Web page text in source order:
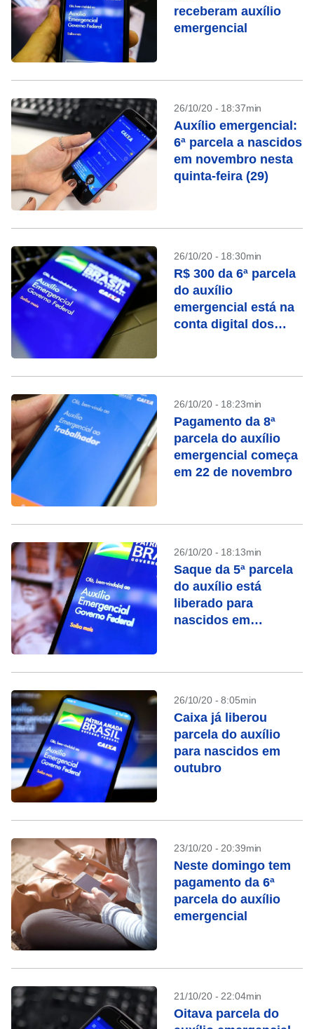
receberam auxílio
emergencial
26/10/20 - 18:37min
Auxílio emergencial:
6ª parcela a nascidos
em novembro nesta
quinta-feira (29)
26/10/20 - 18:30min
R$ 300 da 6ª parcela
do auxílio
emergencial está na
conta digital dos
26/10/20 - 18:23min
Pagamento da 8ª
parcela do auxílio
emergencial começa
em 22 de novembro
26/10/20 - 18:13min
Saque da 5ª parcela
do auxílio está
liberado para
nascidos em
26/10/20 - 8:05min
Caixa já liberou
parcela do auxílio
para nascidos em
outubro
23/10/20 - 20:39min
Neste domingo tem
pagamento da 6ª
parcela do auxílio
emergencial
21/10/20 - 22:04min
Oitava parcela do